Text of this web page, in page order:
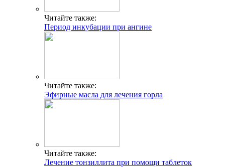
Читайте также:
Период инкубации при ангине
Читайте также:
Эфирные масла для лечения горла
Читайте также:
Лечение тонзиллита при помощи таблеток